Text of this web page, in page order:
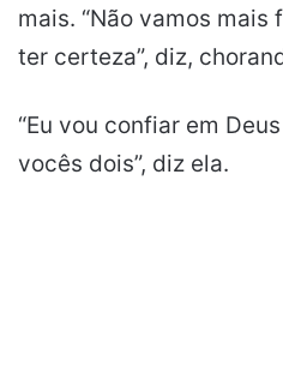
mais. “Não vamos mais
ter certeza”, diz,
“Eu vou confiar em
vocês dois”, diz ela.